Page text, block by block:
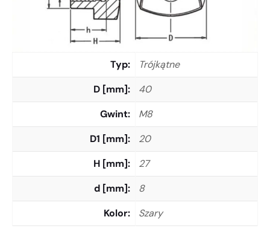
Typ
Trójkątne
D [mm]
40
Gwint
M8
D1 [mm]
20
H [mm]
27
d [mm]
8
Kolor
Szary